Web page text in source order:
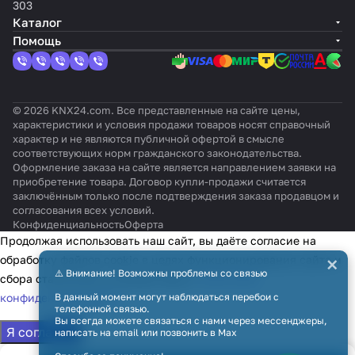
303
Каталог
Помощь
© 2026 KNX24.com. Все представленные на сайте цены,
характеристики и условия продажи товаров носят справочный
характер и не являются публичной офертой в смысле
соответствующих норм гражданского законодательства.
Оформление заказа на сайте является направлением заявки на
приобретение товара. Договор купли-продажи считается
заключённым только после подтверждения заказа продавцом и
согласования всех условий.
КонфиденциальностьОферта
⚠️ Внимание! Возможны проблемы со связью
В данный момент могут наблюдаться перебои с
телефонной связью.
Вы всегда можете связаться с нами через мессенджеры,
написать на email или позвонить в Max
×
Продолжая использовать наш сайт, вы даёте согласие на
обработку файлов cookie в целях функционирования сайта и
сбора статистики в соответствии сполитикой
конфиденциальности
Я согласен